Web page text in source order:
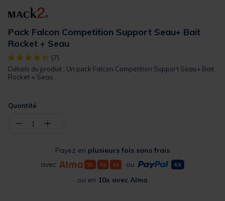
Pack Falcon Competition Support Seau+ Bait
Rocket + Seau
[object Object] out of 5 Customer Rating
(7)
Détails du produit : Un pack Falcon Competition Support Seau+ Bait
Rocket + Seau...
Quantité
− 1 +
Payez en plusieurs fois sans frais
avec
ou
ou en 10x avec Alma